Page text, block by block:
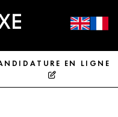
EN LIGNE